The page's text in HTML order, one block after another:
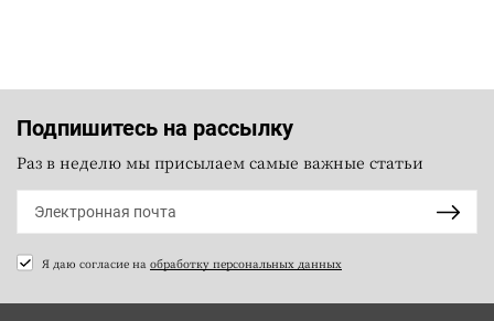
Подпишитесь на рассылку
Раз в неделю мы присылаем самые важные статьи
Я даю согласие на обработку персональных данных